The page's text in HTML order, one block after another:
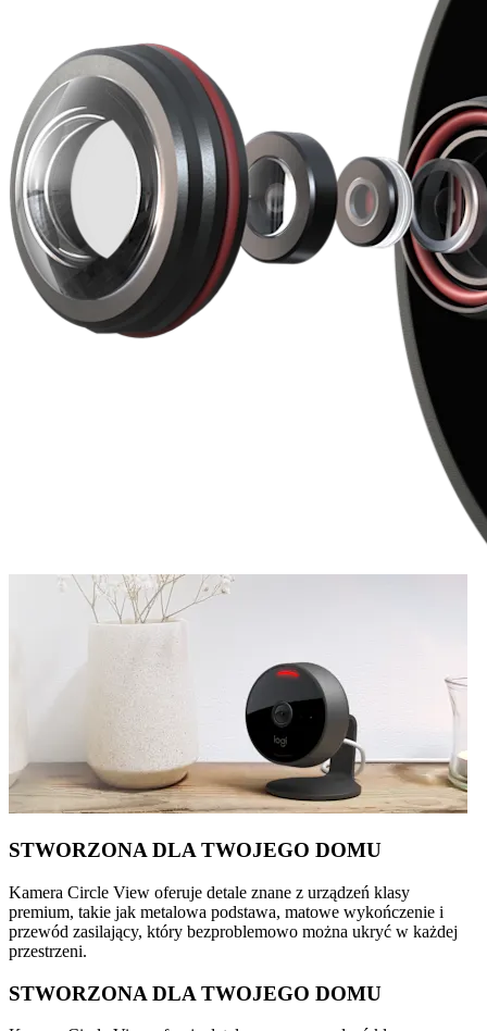
STWORZONA DLA TWOJEGO DOMU
Kamera Circle View oferuje detale znane z urządzeń klasy
premium, takie jak metalowa podstawa, matowe wykończenie i
przewód zasilający, który bezproblemowo można ukryć w każdej
przestrzeni.
STWORZONA DLA TWOJEGO DOMU